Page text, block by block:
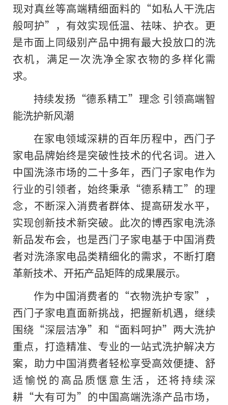
现对真丝等高端精细面料的“如私人干洗店
般呵护”，有效实现低温、祛味、护衣。更
是市面上同级别产品中拥有最大投放口的洗
衣机，满足一次洗净全家衣物的多样化需
求。
持续发扬“德系精工”理念 引领高端智
能洗护新风潮
在家电领域深耕的百年历程中，西门子
家电品牌始终是突破性技术的代名词。进入
中国洗涤市场的二十多年，西门子家电作为
行业的引领者，始终秉承“德系精工”的理
念，不断深入消费者群体、提高研发水平，
实现创新技术新突破。此次的博西家电洗涤
新品发布会，也是西门子家电基于中国消费
者对洗涤家电品类精细化的需求，不断打磨
革新技术、开拓产品矩阵的成果展示。
作为中国消费者的“衣物洗护专家”，
西门子家电直面新挑战，把握新机遇，继续
围绕“深层洁净”和“面料呵护”两大洗护
重点，打造精准、专业的一站式洗护解决方
案，助力中国消费者轻松享受高效便捷、舒
适愉悦的高品质惬意生活，还将持续深
耕“大有可为”的中国高端洗涤产品市场，